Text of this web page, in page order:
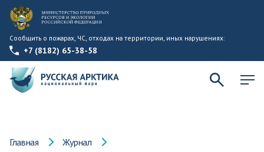
Сообщить о пожарах, ЧС, отходах на территории, иных нарушениях:
+7 (8182) 65-38-58
Главная Журнал